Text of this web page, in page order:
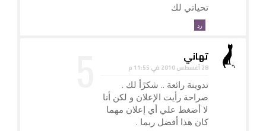
تحياتي لك
رد
تهاني
28 أغسطس 2010 في 11:55 م
تدوينة رائعة .. شكرًأ لك .
صراحة رأيت الإعلان و لكن أنا
لا أضغط علي أي إعلان مهما
كان هذا أفضل ربما .